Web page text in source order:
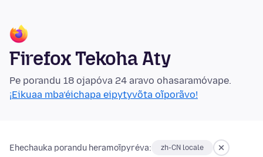
Firefox Tekoha Aty
Pe porandu 18 ojapóva 24 aravo ohasaramóvape.
¡Eikuaa mba’éichapa eipytyvõta oĩporãvo!
Ehechauka porandu heramoĩpyréva: zh-CN locale